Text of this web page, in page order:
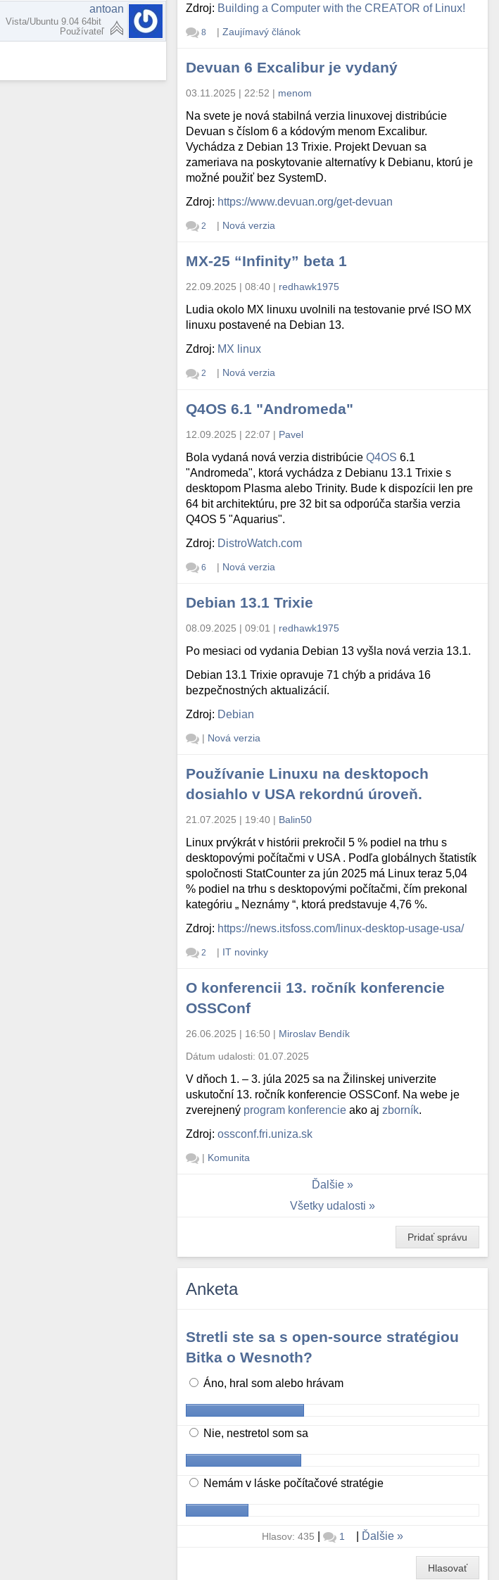
antoan
Vista/Ubuntu 9.04 64bit
Používateľ
Zdroj: Building a Computer with the CREATOR of Linux!
8 | Zaujímavý článok
Devuan 6 Excalibur je vydaný
03.11.2025 | 22:52 | menom
Na svete je nová stabilná verzia linuxovej distribúcie
Devuan s číslom 6 a kódovým menom Excalibur.
Vychádza z Debian 13 Trixie. Projekt Devuan sa
zameriava na poskytovanie alternatívy k Debianu, ktorú je
možné použiť bez SystemD.
Zdroj: https://www.devuan.org/get-devuan
2 | Nová verzia
MX-25 “Infinity” beta 1
22.09.2025 | 08:40 | redhawk1975
Ludia okolo MX linuxu uvolnili na testovanie prvé ISO MX
linuxu postavené na Debian 13.
Zdroj: MX linux
2 | Nová verzia
Q4OS 6.1 "Andromeda"
12.09.2025 | 22:07 | Pavel
Bola vydaná nová verzia distribúcieQ4OS 6.1
"Andromeda", ktorá vychádza z Debianu 13.1 Trixie s
desktopom Plasma alebo Trinity. Bude k dispozícii len pre
64 bit architektúru, pre 32 bit sa odporúča staršia verzia
Q4OS 5 "Aquarius".
Zdroj: DistroWatch.com
6 | Nová verzia
Debian 13.1 Trixie
08.09.2025 | 09:01 | redhawk1975
Po mesiaci od vydania Debian 13 vyšla nová verzia 13.1.
Debian 13.1 Trixie opravuje 71 chýb a pridáva 16
bezpečnostných aktualizácií.
Zdroj: Debian
| Nová verzia
Používanie Linuxu na desktopoch
dosiahlo v USA rekordnú úroveň.
21.07.2025 | 19:40 | Balin50
Linux prvýkrát v histórii prekročil 5 % podiel na trhu s
desktopovými počítačmi v USA . Podľa globálnych štatistík
spoločnosti StatCounter za jún 2025 má Linux teraz 5,04
% podiel na trhu s desktopovými počítačmi, čím prekonal
kategóriu „ Neznámy “, ktorá predstavuje 4,76 %.
Zdroj: https://news.itsfoss.com/linux-desktop-usage-usa/
2 | IT novinky
O konferencii 13. ročník konferencie
OSSConf
26.06.2025 | 16:50 | Miroslav Bendík
Dátum udalosti:01.07.2025
V dňoch 1. – 3. júla 2025 sa na Žilinskej univerzite
uskutoční 13. ročník konferencie OSSConf. Na webe je
zverejnený program konferencie ako aj zborník.
Zdroj:ossconf.fri.uniza.sk
| Komunita
Ďalšie
Všetky udalosti
Pridať správu
Anketa
Stretli ste sa s open-source stratégiou
Bitka o Wesnoth?
Áno, hral som alebo hrávam
Nie, nestretol som sa
Nemám v láske počítačové stratégie
Hlasov: 435 | 1 Ďalšie
Hlasovať